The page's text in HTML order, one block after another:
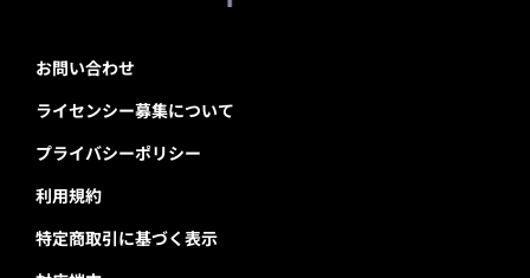
お問い合わせ
ライセンシー募集について
プライバシーポリシー
利用規約
特定商取引に基づく表示